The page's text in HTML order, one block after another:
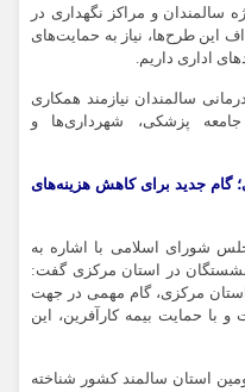
و مراکز نگهداری در
این طرح‌ها، نیاز به حمایت‌های
اداری داریم.
سالمندان نیازمند همکاری
جامعه پزشکی، شهرداری‌ها و
گام جدید برای کاهش هزینه‌های
شورای اسلامی با اشاره به
در استان مرکزی گفت:
استان مرکزی، گام مهمی در جهت
حمایت بیمه کارآفرین، این
استان سالمند کشور شناخته